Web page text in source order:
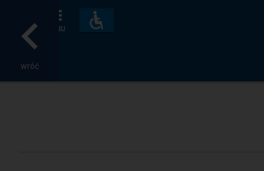
wróć
MENU
Dostępność
i